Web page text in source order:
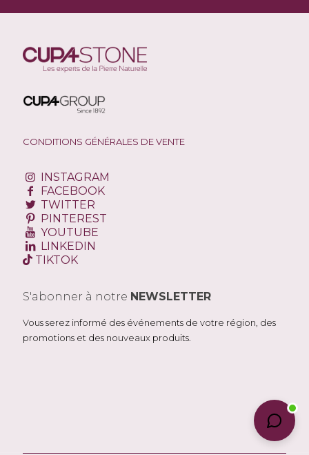
CONDITIONS GÉNÉRALES DE VENTE
INSTAGRAM
FACEBOOK
TWITTER
PINTEREST
YOUTUBE
LINKEDIN
TIKTOK
S'abonner à notre NEWSLETTER
Vous serez informé des événements de votre région, des
promotions et des nouveaux produits.